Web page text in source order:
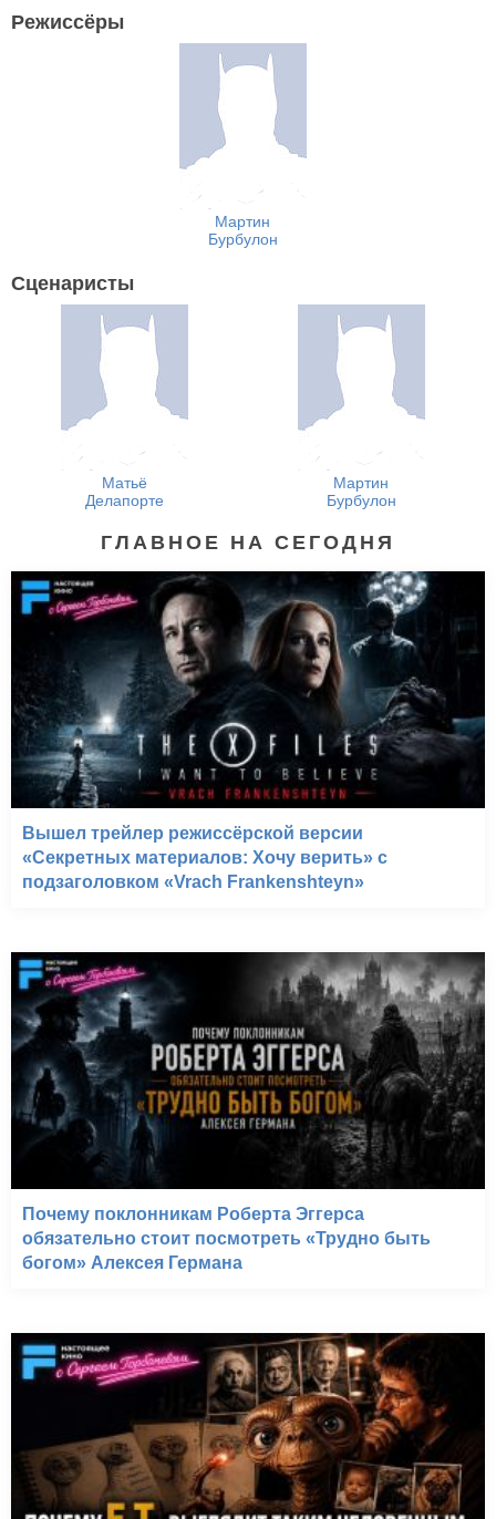
Режиссёры
Мартин
Бурбулон
Сценаристы
Матьё
Делапорте
Мартин
Бурбулон
ГЛАВНОЕ НА СЕГОДНЯ
Вышел трейлер режиссёрской версии
«Секретных материалов: Хочу верить» с
подзаголовком «Vrach Frankenshteyn»
Почему поклонникам Роберта Эггерса
обязательно стоит посмотреть «Трудно быть
богом» Алексея Германа